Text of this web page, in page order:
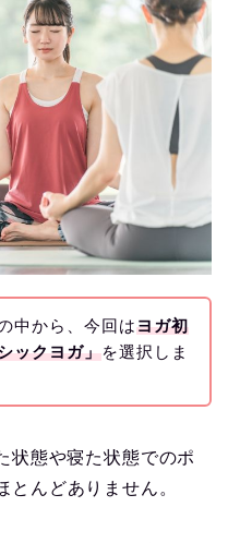
中から、今回はヨガ初
ックヨガ」を選択しま
状態や寝た状態でのポ
とんどありません。